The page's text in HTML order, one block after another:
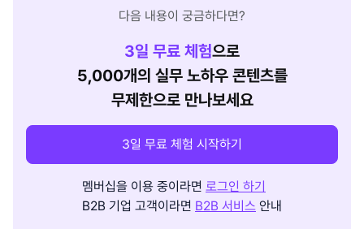
다음 내용이 궁금하다면?
3일 무료 체험으로
5,000개의 실무 노하우 콘텐츠를
무제한으로 만나보세요
3일 무료 체험 시작하기
멤버십을 이용 중이라면 로그인 하기
B2B 기업 고객이라면 B2B 서비스 안내